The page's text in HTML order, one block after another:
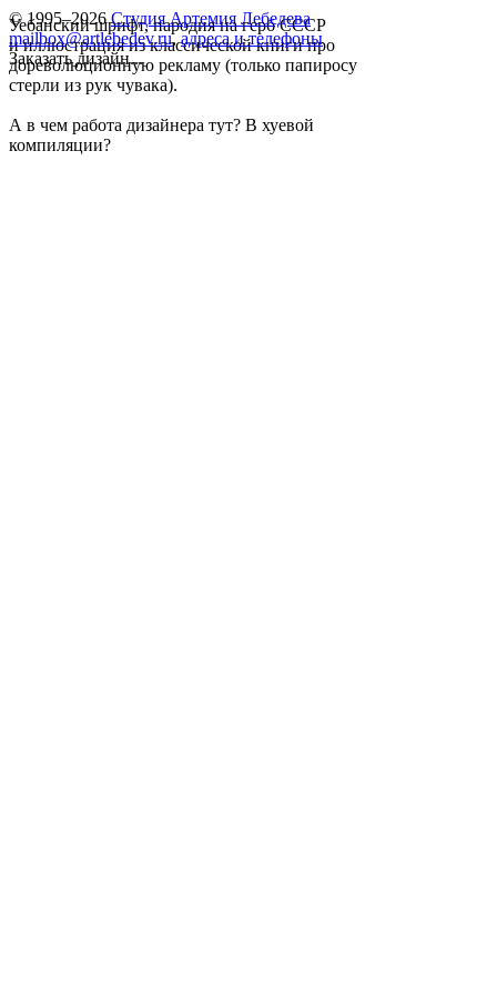
Уебанский шрифт, пародия на герб СССР
и иллюстрация из классической книги про
дореволюционную рекламу (только папиросу
стерли из рук чувака).
А в чем работа дизайнера тут? В хуевой
компиляции?
© 1995–2026 Студия Артемия Лебедева
mailbox@artlebedev.ru, адреса и телефоны
Заказать дизайн...